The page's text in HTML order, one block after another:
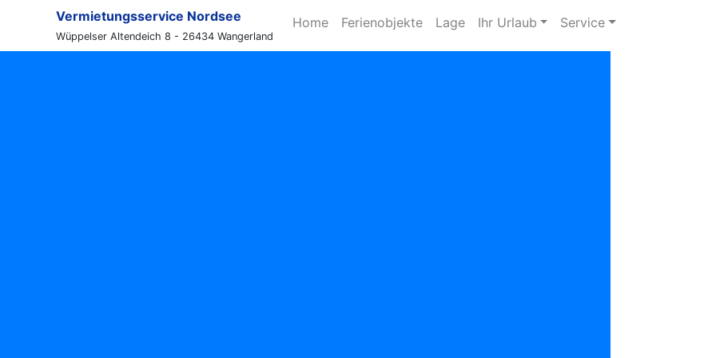
Vermietungsservice Nordsee
Wüppelser Altendeich 8 - 26434 Wangerland
Home Ferienobjekte Lage Ihr Urlaub Service